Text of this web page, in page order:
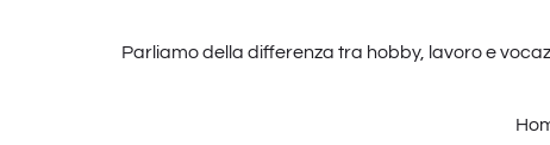
Parliamo della differenza tra hobby, lavoro e